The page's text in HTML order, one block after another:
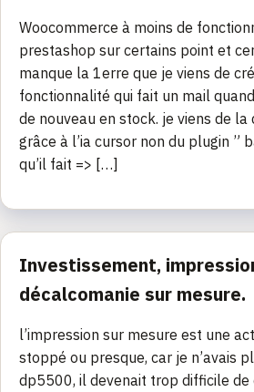
Woocommerce à moins de
prestashop sur certains point et
manque la 1erre que je viens de
fonctionnalité qui fait un mail
de nouveau en stock. je viens de
grâce à l’ia cursor non du plugin ”
qu’il fait => […]
Investissement,
décalcomanie sur mesure.
l’impression sur mesure est une
stoppé ou presque, car je n’avais
dp5500, il devenait trop difficile de